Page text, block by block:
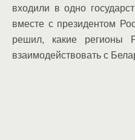
входили в одно
вместе с президентом
решил, какие регионы
взаимодействовать с